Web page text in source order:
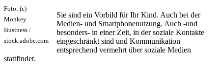
Foto: (c)
Monkey
Business /
stock.adobe.com
Sie sind ein Vorbild für Ihr Kind. Auch bei der
Medien- und Smartphonenutzung. Auch -und
besonders- in einer Zeit, in der soziale Kontakte
eingeschränkt sind und Kommunikation
entsprechend vermehrt über soziale Medien
stattfindet.